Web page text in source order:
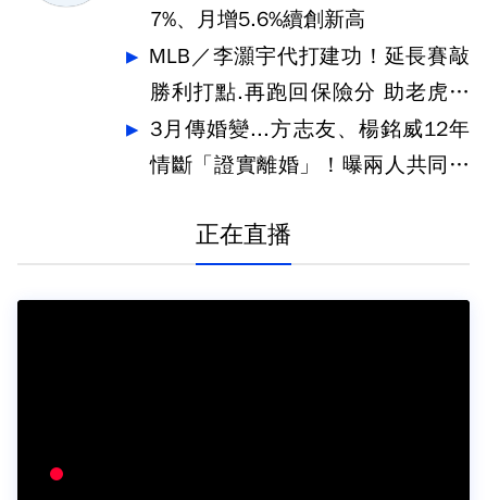
7%、月增5.6%續創新高
MLB／李灝宇代打建功！延長賽敲
勝利打點.再跑回保險分 助老虎奪
勝
3月傳婚變...方志友、楊銘威12年
情斷「證實離婚」！曝兩人共同決
正在直播